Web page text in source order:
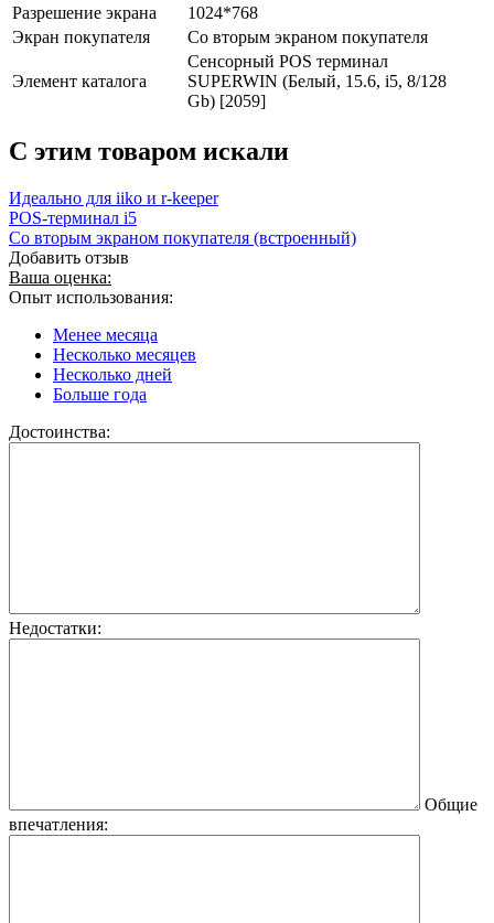
Разрешение экрана
1024*768
Экран покупателя
Со вторым экраном покупателя
Элемент каталога
Сенсорный POS терминал
SUPERWIN (Белый, 15.6, i5, 8/128
Gb) [2059]
C этим товаром искали
Идеально для iiko и r-keeper
POS-терминал i5
Со вторым экраном покупателя (встроенный)
Добавить отзыв
Ваша оценка:
Опыт использования:
Менее месяца
Несколько месяцев
Несколько дней
Больше года
Достоинства:
Недостатки:
Общие
впечатления: